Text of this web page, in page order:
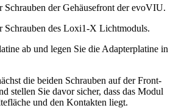
Schrauben der Gehäusefront der evoVIU.
Schrauben des Loxi1-X Lichtmoduls.
ab und legen Sie die Adapterplatine in
die beiden Schrauben auf der Front-
stellen Sie davor sicher, dass das Modul
und den Kontakten liegt.